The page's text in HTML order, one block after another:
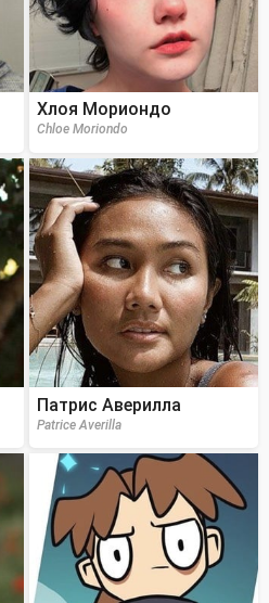
Хлоя Мориондо
Chloe Moriondo
Патрис Аверилла
Patrice Averilla